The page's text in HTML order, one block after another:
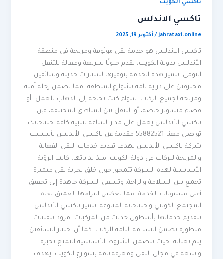
تاكسي الكويت
تاكسي الاندلس
jahrataxi.online
/أكتوبر 19, 2025
تاكسي الاندلس هو خدمة نقل موثوقة ومريحة في منطقة
الأندلس بدولة الكويت، يقدم حلولًا سريعة وفعالة للتنقل
اليومي. تتميز هذه الخدمة بتوفيرها لسيارات حديثة وسائقين
محترفين على دراية تامة بشوارع المنطقة، مما يضمن رحلة آمنة
ومريحة لجميع الركاب. سواء كنت بحاجة إلى الذهاب للعمل، أو
قضاء مشاوير خاصة، أو التنقل بين المناطق المختلفة، فإن
تاكسي الأندلس يعمل على مدار الساعة لتلبية كافة احتياجاتك.
تواصل معنا 55882521 مقدمة عن تاكسي الأندلس تأسست
شركة تاكسي الأندلس بهدف تقديم خدمات النقل الفعالة
والمريحة للركاب في دولة الكويت. منذ بداياتها، كانت الرؤية
الأساسية لهذه الشركة تتمحور حول خلق تجربة نقل متميزة
تجمع بين السلامة والراحة. وتسعى الشركة جاهدة إلى تحقيق
أعلى مستويات الخدمة، مما يعكس التزامها العميق تجاه
المجتمع الكويتي واحتياجاته المتنوعة. تتميز تاكسي الأندلس
بتقديم خدماتها بأسطول حديث من المركبات، مزود بتقنيات
متطورة تضمن السلامة التامة للركاب. كما أن اختيار السائقين
يتم بعناية، حيث تتضمن الشروط الأساسية التمتع بخبرة
واسعة في مجال النقل ومعرفة تامة بشوارع الكويت. يهدف